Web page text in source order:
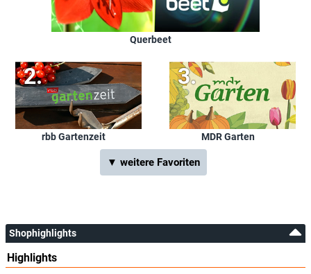
Querbeet
rbb Gartenzeit MDR Garten
▼ weitere Favoriten
Shophighlights
Highlights